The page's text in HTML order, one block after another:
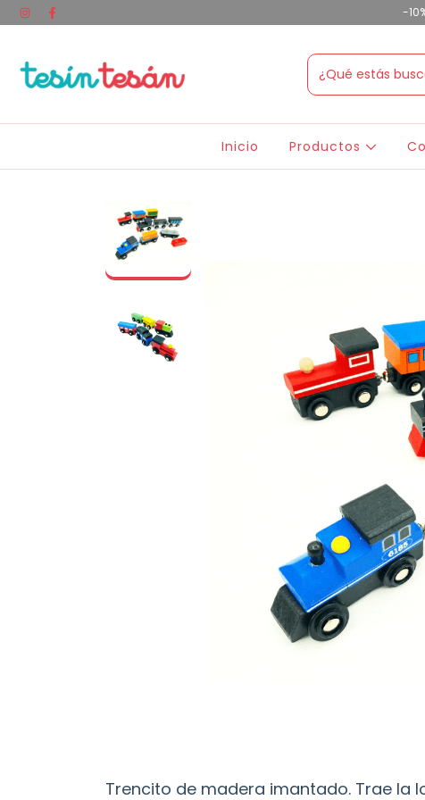
-
Inicio Productos
Trencito de madera imantado. Trae la